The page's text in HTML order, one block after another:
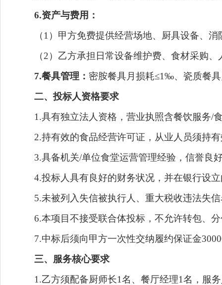
6.资产与费用 ：
（1）甲方免费提供经营场地、厨具设备、消
（2）乙方承担日常设备维护费、食材采购、
7.餐具管理： 密胺餐具月损耗≤1‰、瓷质餐
二、投标人资格要求
1.具有独立法人资格，营业执照含餐饮服务/
2.持有效的食品经营许可证，从业人员须持有
3.具备机关/单位食堂运营管理经验，信誉良
4.投标人具有良好的财务状况，并在银行设立
5.未被列入失信被执行人、重大税收违法失信
6.本项目不接受联合体投标，不允许转包、分
7.中标后须向甲方一次性交纳履约保证金
三、服务核心要求
1.乙方须配备厨师长1名、餐厅经理1名，服务